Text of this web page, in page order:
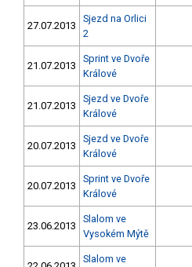
27.07.2013
Sjezd na Orlici
2
21.07.2013
Sprint ve Dvoře
Králové
21.07.2013
Sjezd ve Dvoře
Králové
20.07.2013
Sjezd ve Dvoře
Králové
20.07.2013
Sprint ve Dvoře
Králové
23.06.2013
Slalom ve
Vysokém Mýtě
Slalom ve